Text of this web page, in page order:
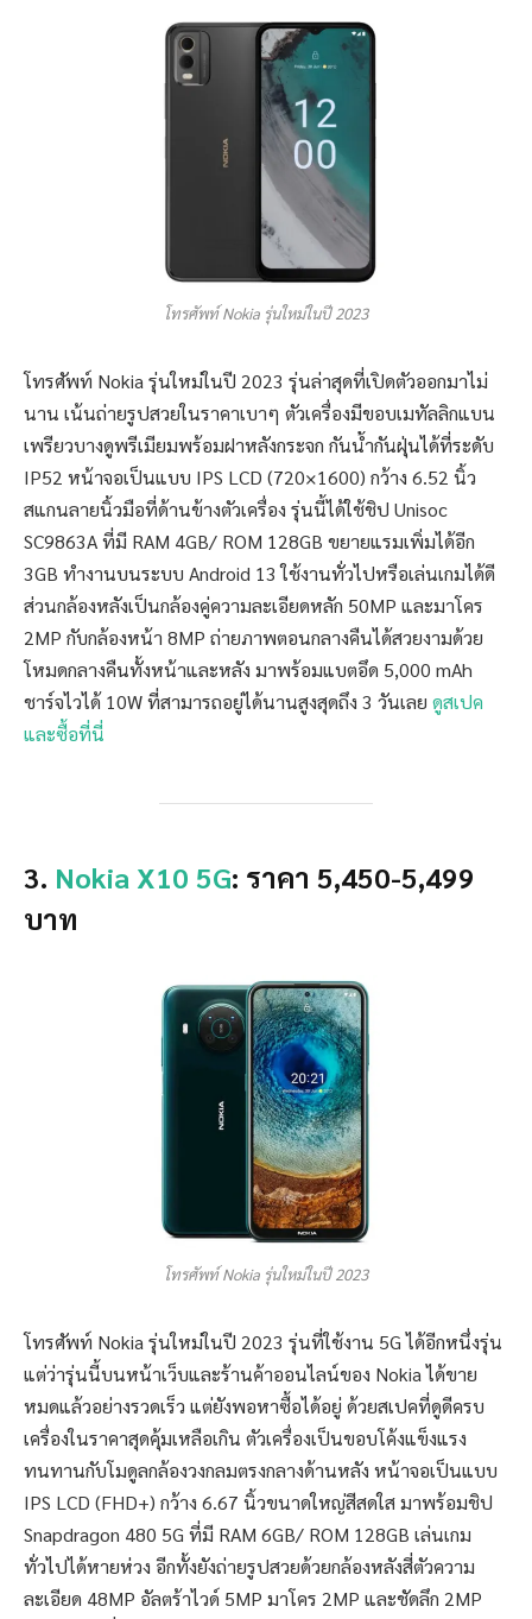
โทรศัพท์ Nokia รุ่นใหม่ในปี 2023
โทรศัพท์ Nokia รุ่นใหม่ในปี 2023 รุ่นล่าสุดที่เปิดตัวออกมาไม่
นาน เน้นถ่ายรูปสวยในราคาเบาๆ ตัวเครื่องมีขอบเมทัลลิกแบน
เพรียวบางดูพรีเมียมพร้อมฝาหลังกระจก กันน้ำกันฝุ่นได้ที่ระดับ
IP52 หน้าจอเป็นแบบ IPS LCD (720×1600) กว้าง 6.52 นิ้ว
สแกนลายนิ้วมือที่ด้านข้างตัวเครื่อง รุ่นนี้ได้ใช้ชิป Unisoc
SC9863A ที่มี RAM 4GB/ ROM 128GB ขยายแรมเพิ่มได้อีก
3GB ทำงานบนระบบ Android 13 ใช้งานทั่วไปหรือเล่นเกมได้ดี
ส่วนกล้องหลังเป็นกล้องคู่ความละเอียดหลัก 50MP และมาโคร
2MP กับกล้องหน้า 8MP ถ่ายภาพตอนกลางคืนได้สวยงามด้วย
โหมดกลางคืนทั้งหน้าและหลัง มาพร้อมแบตอึด 5,000 mAh
ชาร์จไวได้ 10W ที่สามารถอยู่ได้นานสูงสุดถึง 3 วันเลย ดูสเปค
และซื้อที่นี่
3. Nokia X10 5G: ราคา 5,450-5,499
บาท
โทรศัพท์ Nokia รุ่นใหม่ในปี 2023
โทรศัพท์ Nokia รุ่นใหม่ในปี 2023 รุ่นที่ใช้งาน 5G ได้อีกหนึ่งรุ่น
แต่ว่ารุ่นนี้บนหน้าเว็บและร้านค้าออนไลน์ของ Nokia ได้ขาย
หมดแล้วอย่างรวดเร็ว แต่ยังพอหาซื้อได้อยู่ ด้วยสเปคที่ดูดีครบ
เครื่องในราคาสุดคุ้มเหลือเกิน ตัวเครื่องเป็นขอบโค้งแข็งแรง
ทนทานกับโมดูลกล้องวงกลมตรงกลางด้านหลัง หน้าจอเป็นแบบ
IPS LCD (FHD+) กว้าง 6.67 นิ้วขนาดใหญ่สีสดใส มาพร้อมชิป
Snapdragon 480 5G ที่มี RAM 6GB/ ROM 128GB เล่นเกม
ทั่วไปได้หายห่วง อีกทั้งยังถ่ายรูปสวยด้วยกล้องหลังสี่ตัวความ
ละเอียด 48MP อัลตร้าไวด์ 5MP มาโคร 2MP และชัดลึก 2MP